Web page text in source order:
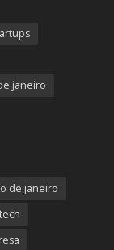
janeiro
de janeiro
tech